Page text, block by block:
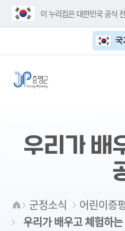
이 누리집은 대한민국 공식
국
우리가 배
군정소식 어린이증
우리가 배우고 체험하